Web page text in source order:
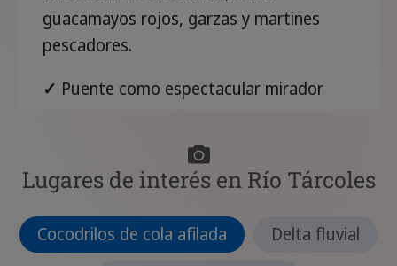
guacamayos rojos, garzas y martines
pescadores.
✓ Puente como espectacular mirador
Lugares de interés en Río Tárcoles
Cocodrilos de cola afilada
Delta fluvial